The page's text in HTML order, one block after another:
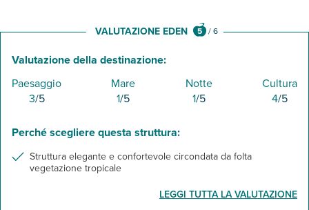
VALUTAZIONE EDEN 5 /6
Valutazione della destinazione:
Paesaggio
3/5
Mare
1/5
Notte
1/5
Cultura
4/5
Perché scegliere questa struttura:
Struttura elegante e confortevole circondata da folta
vegetazione tropicale
LEGGI TUTTA LA VALUTAZIONE